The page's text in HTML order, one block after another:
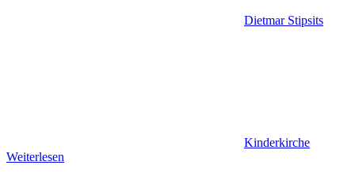
Dietmar Stipsits
Kinderkirche
Weiterlesen